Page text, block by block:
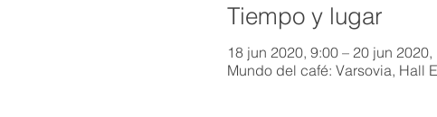
Tiempo y lugar
18 jun 2020, 9:00 – 20 jun 2020,
Mundo del café: Varsovia, Hall